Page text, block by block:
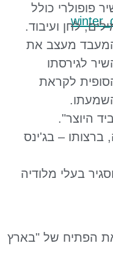
פופולרי כולל
לחן ועיבוד.
מעצב את
לגירסתו
לקראת
היוצר".
– בג'ינס
בעלי מלודיה
את הפתיח של "בארץ